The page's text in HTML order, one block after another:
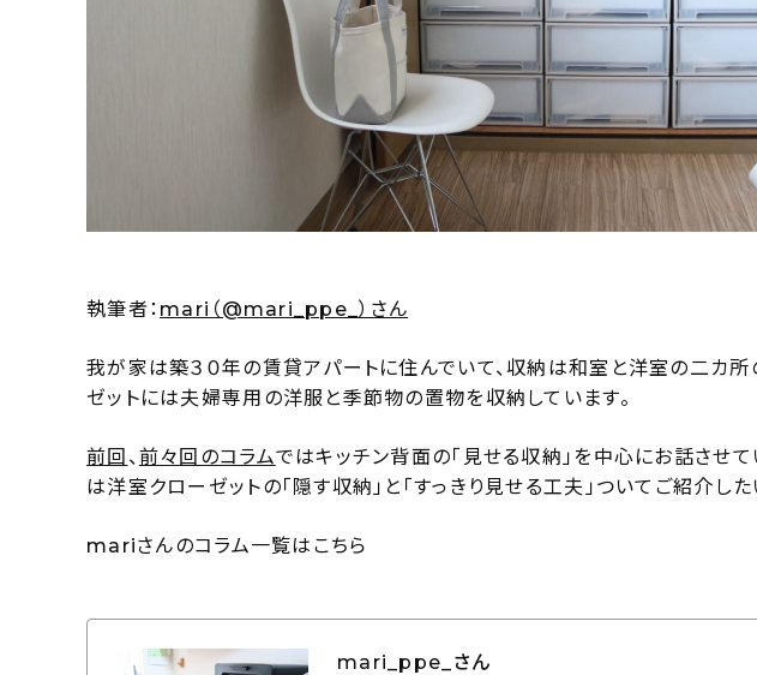
執筆者： mari（@mari_ppe_）さん
我が家は築３０年の賃貸アパートに住んでいて、収納は和室と洋室の二カ所
ゼットには夫婦専用の洋服と季節物の置物を収納しています。
前回 、 前々回のコラムではキッチン背面の「見せる収納」を中心にお話させ
は洋室クローゼットの「隠す収納」と「すっきり見せる工夫」ついてご紹介した
mariさんのコラム一覧はこちら
mari_ppe_さん